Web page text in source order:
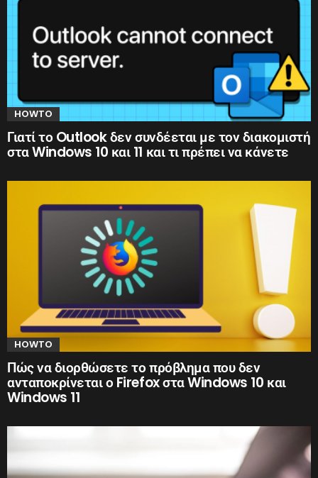
HOWTO
Γιατί το Outlook δεν συνδέεται με τον διακομιστή
στα Windows 10 και 11 και τι πρέπει να κάνετε
HOWTO
Πώς να διορθώσετε το πρόβλημα που δεν
ανταποκρίνεται ο Firefox στα Windows 10 και
Windows 11